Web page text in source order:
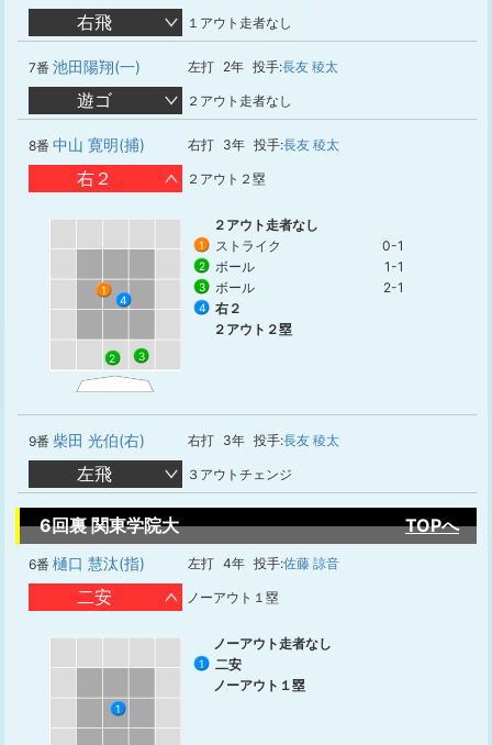
右飛 １アウト走者なし
7番 池田陽翔(一) 左打 2年 投手:長友 稜太
遊ゴ ２アウト走者なし
8番 中山 寛明(捕) 右打 3年 投手:長友 稜太
右２ ２アウト２塁
1
2 3
4
２アウト走者なし
1 ストライク 0-1
2 ボール 1-1
3 ボール 2-1
4
右２
２アウト２塁
9番 柴田 光伯(右) 右打 3年 投手:長友 稜太
左飛 ３アウトチェンジ
6回裏 関東学院大 TOPへ
6番 樋口 慧汰(指) 左打 4年 投手:佐藤 諒音
二安 ノーアウト１塁
1
ノーアウト走者なし
1
二安
ノーアウト１塁